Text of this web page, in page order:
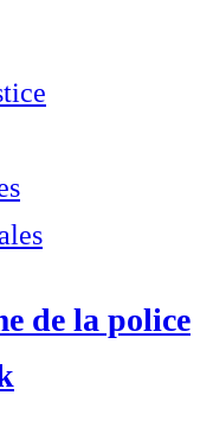
de la police